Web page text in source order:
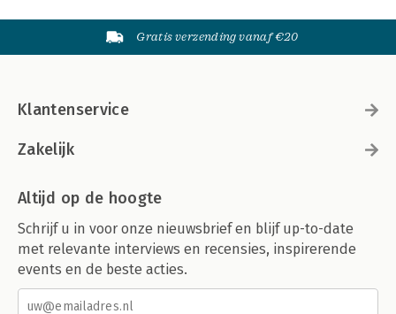
Gratis verzending vanaf €20
Klantenservice
Zakelijk
Altijd op de hoogte
Schrijf u in voor onze nieuwsbrief en blijf up-to-date
met relevante interviews en recensies, inspirerende
events en de beste acties.